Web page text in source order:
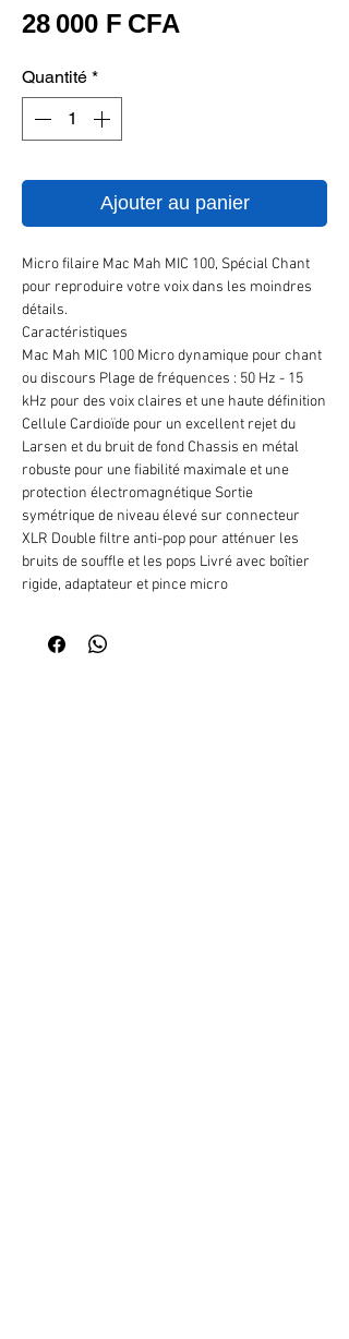
28 000 F CFA
Quantité *
Ajouter au panier
Micro filaire Mac Mah MIC 100, Spécial Chant
pour reproduire votre voix dans les moindres
détails.
Caractéristiques
Mac Mah MIC 100 Micro dynamique pour chant
ou discours Plage de fréquences : 50 Hz - 15
kHz pour des voix claires et une haute définition
Cellule Cardioïde pour un excellent rejet du
Larsen et du bruit de fond Chassis en métal
robuste pour une fiabilité maximale et une
protection électromagnétique Sortie
symétrique de niveau élevé sur connecteur
XLR Double filtre anti-pop pour atténuer les
bruits de souffle et les pops Livré avec boîtier
rigide, adaptateur et pince micro